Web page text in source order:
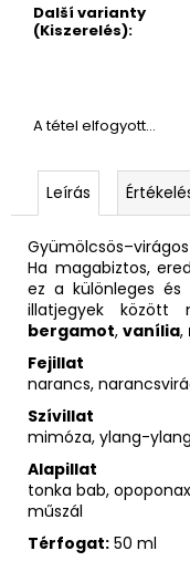
Další varianty
(Kiszerelés):
A tétel elfogyott…
Leírás
Ha magabiztos,
ez a különleges és
illatjegyek között
bergamot, vanília,
Fejillat
narancs,
Szívillat
mimóza, ylang-
Alapillat
tonka bab,
műszál
Térfogat: 50 ml